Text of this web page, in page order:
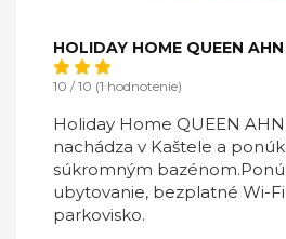
HOLIDAY HOME QUEEN
10 / 10 (1 hodnotenie)
Holiday Home QUEEN AHN
nachádza v Kaštele a
súkromným
ubytovanie, bezplatné Wi-
parkovisko.